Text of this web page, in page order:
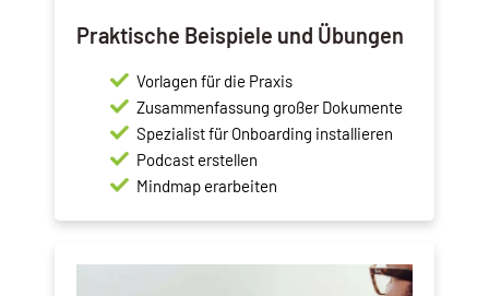
Praktische Beispiele und Übungen
Vorlagen für die Praxis
Zusammenfassung großer Dokumente
Spezialist für Onboarding installieren
Podcast erstellen
Mindmap erarbeiten